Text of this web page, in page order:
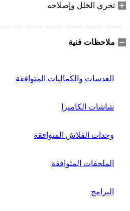
تحري الخلل وإصلاحه
ملاحظات فنية
العدسات والكماليات المتوافقة
شاشات الكاميرا
وحدات الفلاش المتوافقة
الملحقات المتوافقة
البرامج